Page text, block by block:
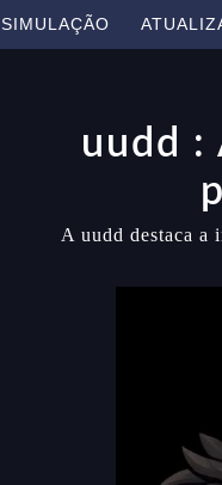
SIMULAÇÃO
uudd :
A uudd destaca a